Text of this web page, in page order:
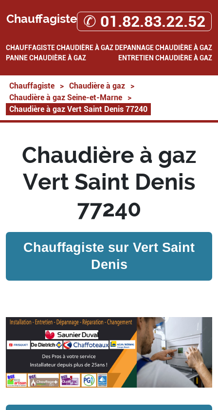
Chauffagiste ✆ 01.82.83.22.52
CHAUFFAGISTECHAUDIÈRE À GAZ DEPANNAGE CHAUDIÈRE À GAZ
PANNE CHAUDIÈRE À GAZ
ENTRETIEN CHAUDIÈRE À GAZ
Chauffagiste > Chaudière à gaz
>
Chaudière à gaz Seine-et-Marne
>
Chaudière à gaz Vert Saint Denis 77240
Chaudière à gaz
Vert Saint Denis
77240
Chauffagiste sur Vert Saint
Denis